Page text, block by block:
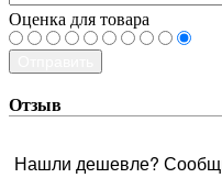
Оценка для товара
Отзыв
Нашли дешевле?